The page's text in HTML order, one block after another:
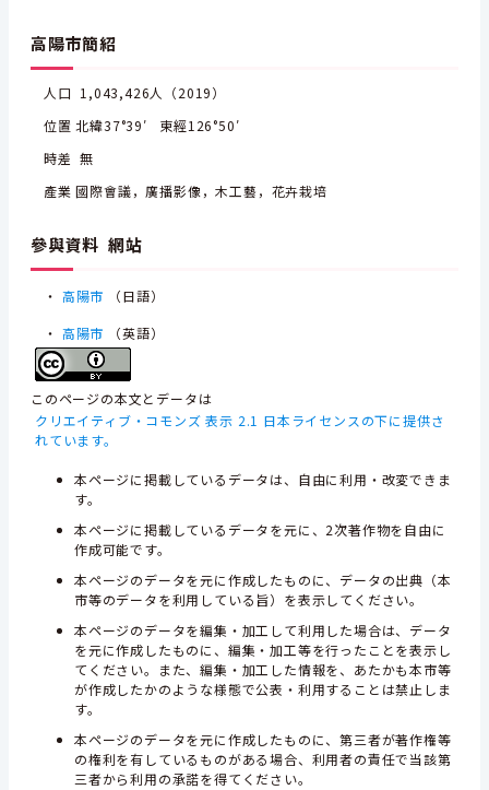
高陽市簡紹
人口 1,043,426人（2019）
位置 北緯37°39′ 東經126°50′
時差 無
產業 國際會議，廣播影像，木工藝，花卉栽培
參與資料 網站
・ 高陽市 （日語）
・ 高陽市 （英語）
このページの本文とデータは
クリエイティブ・コモンズ 表示 2.1 日本ライセンスの下に提供さ
れています。
本ページに掲載しているデータは、自由に利用・改変できま
す。
本ページに掲載しているデータを元に、2次著作物を自由に
作成可能です。
本ページのデータを元に作成したものに、データの出典（本
市等のデータを利用している旨）を表示してください。
本ページのデータを編集・加工して利用した場合は、データ
を元に作成したものに、編集・加工等を行ったことを表示し
てください。また、編集・加工した情報を、あたかも本市等
が作成したかのような様態で公表・利用することは禁止しま
す。
本ページのデータを元に作成したものに、第三者が著作権等
の権利を有しているものがある場合、利用者の責任で当該第
三者から利用の承諾を得てください。